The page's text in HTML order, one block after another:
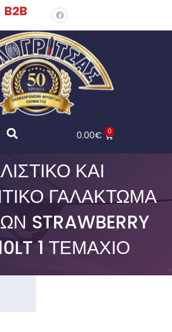
B2B
0.00€ 0
ΚΑΙ
ΓΑΛΆΚΤΩΜΑ
STRAWBERRY
1 ΤΕΜΆΧΙΟ